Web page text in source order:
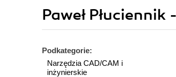
Paweł
Podkategorie:
Narzędzia CAD/CAM i
inżynierskie